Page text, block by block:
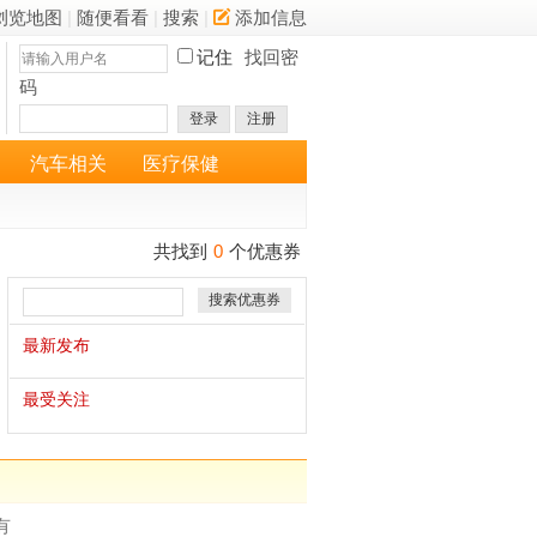
览地图 随便看看 搜索 添加信息
记住
找回密
码
登录 注册
汽车相关 医疗保健
共找到 0 个优惠券
搜索优惠券
最新发布
最受关注